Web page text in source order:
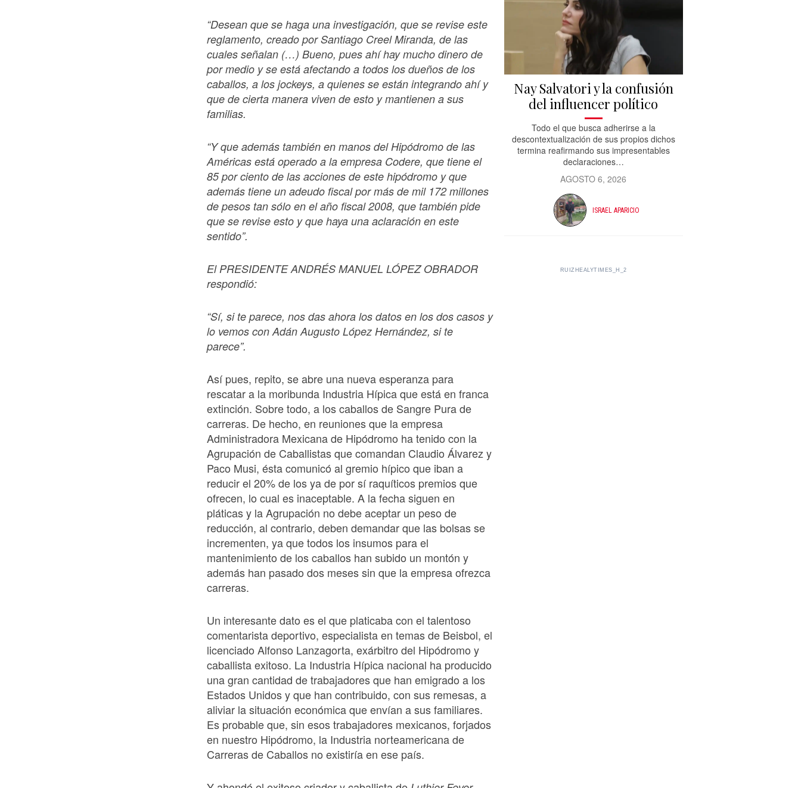
“Desean que se haga una investigación, que se revise este
reglamento, creado por Santiago Creel Miranda, de las
cuales señalan (…) Bueno, pues ahí hay mucho dinero de
por medio y se está afectando a todos los dueños de los
caballos, a los jockeys, a quienes se están integrando ahí y
que de cierta manera viven de esto y mantienen a sus
familias.
“Y que además también en manos del Hipódromo de las
Américas está operado a la empresa Codere, que tiene el
85 por ciento de las acciones de este hipódromo y que
además tiene un adeudo fiscal por más de mil 172 millones
de pesos tan sólo en el año fiscal 2008, que también pide
que se revise esto y que haya una aclaración en este
sentido”.
El PRESIDENTE ANDRÉS MANUEL LÓPEZ OBRADOR
respondió:
“Sí, si te parece, nos das ahora los datos en los dos casos y
lo vemos con Adán Augusto López Hernández, si te
parece”.
Así pues, repito, se abre una nueva esperanza para
rescatar a la moribunda Industria Hípica que está en franca
extinción. Sobre todo, a los caballos de Sangre Pura de
carreras. De hecho, en reuniones que la empresa
Administradora Mexicana de Hipódromo ha tenido con la
Agrupación de Caballistas que comandan Claudio Álvarez y
Paco Musi, ésta comunicó al gremio hípico que iban a
reducir el 20% de los ya de por sí raquíticos premios que
ofrecen, lo cual es inaceptable. A la fecha siguen en
pláticas y la Agrupación no debe aceptar un peso de
reducción, al contrario, deben demandar que las bolsas se
incrementen, ya que todos los insumos para el
mantenimiento de los caballos han subido un montón y
además han pasado dos meses sin que la empresa ofrezca
carreras.
Un interesante dato es el que platicaba con el talentoso
comentarista deportivo, especialista en temas de Beisbol, el
licenciado Alfonso Lanzagorta, exárbitro del Hipódromo y
caballista exitoso. La Industria Hípica nacional ha producido
una gran cantidad de trabajadores que han emigrado a los
Estados Unidos y que han contribuido, con sus remesas, a
aliviar la situación económica que envían a sus familiares.
Es probable que, sin esos trabajadores mexicanos, forjados
en nuestro Hipódromo, la Industria norteamericana de
Carreras de Caballos no existiría en ese país.
Nay Salvatori y la confusión
del influencer político
Todo el que busca adherirse a la
descontextualización de sus propios dichos
termina reafirmando sus impresentables
declaraciones…
AGOSTO 6, 2026
ISRAEL APARICIO
RUIZHEALYTIMES_H_2